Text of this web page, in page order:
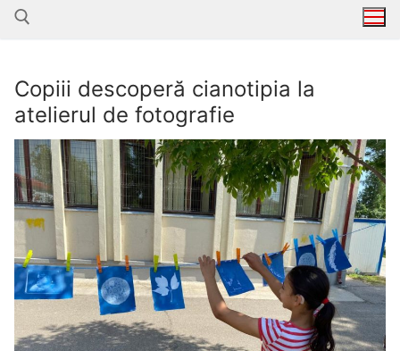
Caută după:
Copiii descoperă cianotipia la
atelierul de fotografie